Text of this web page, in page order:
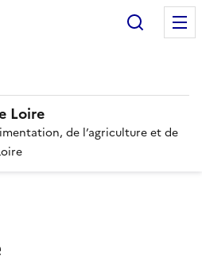
Loire
de l’agriculture et de